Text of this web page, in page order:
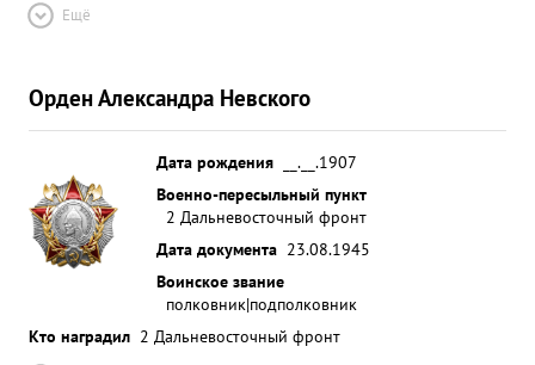
Ещё
Орден Александра Невского
Дата рождения
__.__.1907
Военно-пересыльный пункт
2 Дальневосточный фронт
Дата документа 23.08.1945
Воинское звание
полковник|подполковник
Кто наградил 2 Дальневосточный фронт